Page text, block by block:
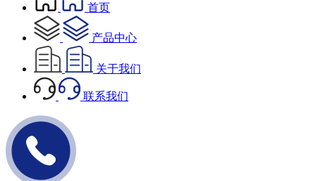
首页
产品中心
关于我们
联系我们